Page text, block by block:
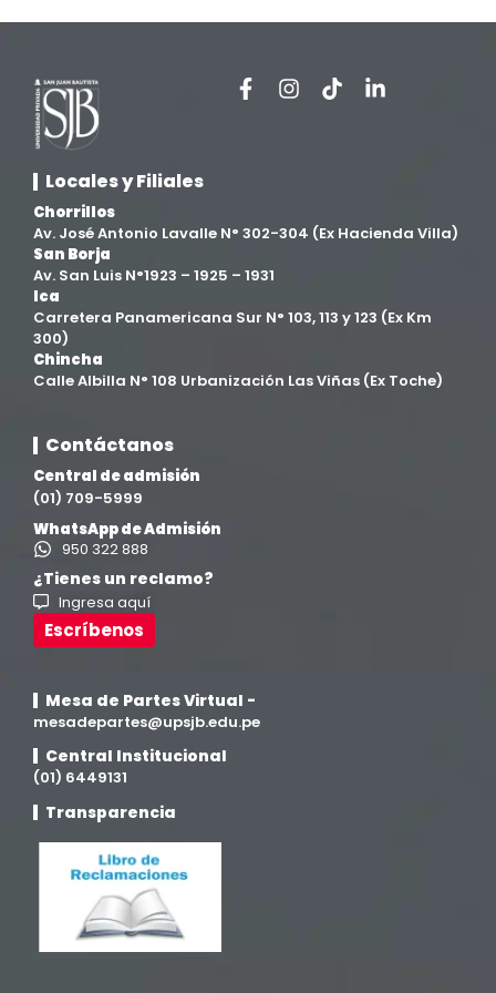
Locales y Filiales
Chorrillos
Av. José Antonio Lavalle N° 302-304 (Ex Hacienda Villa)
San Borja
Av. San Luis N°1923 – 1925 – 1931
Ica
Carretera Panamericana Sur N° 103, 113 y 123 (Ex Km
300)
Chincha
Calle Albilla N° 108 Urbanización Las Viñas (Ex Toche)
Contáctanos
Central de admisión
(01) 709-5999
WhatsApp de Admisión
950 322 888
¿Tienes un reclamo?
Ingresa aquí
Escríbenos
Mesa de Partes Virtual -
mesadepartes@upsjb.edu.pe
Central Institucional
(01) 6449131
Transparencia